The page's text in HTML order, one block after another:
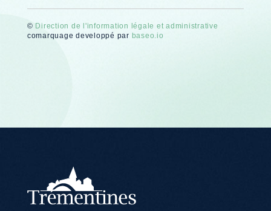
© Direction de l'information légale et administrative
comarquage developpé par baseo.io